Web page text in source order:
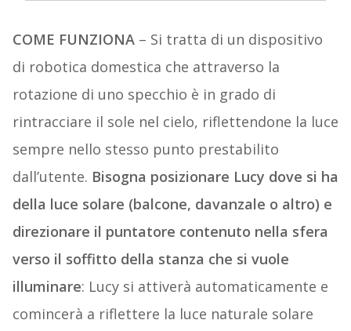
COME FUNZIONA– Si tratta di un dispositivo
di robotica domestica che attraverso la
rotazione di uno specchio è in grado di
rintracciare il sole nel cielo, riflettendone la luce
sempre nello stesso punto prestabilito
dall’utente. Bisogna posizionare Lucy dove si ha
della luce solare (balcone, davanzale o altro) e
direzionare il puntatore contenuto nella sfera
verso il soffitto della stanza che si vuole
illuminare: Lucy si attiverà automaticamente e
comincerà a riflettere la luce naturale solare